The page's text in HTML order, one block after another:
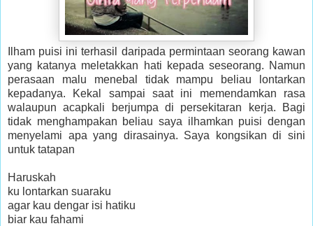
Ilham puisi ini terhasil daripada permintaan seorang kawan
yang katanya meletakkan hati kepada seseorang. Namun
perasaan malu menebal tidak mampu beliau lontarkan
kepadanya. Kekal sampai saat ini memendamkan rasa
walaupun acapkali berjumpa di persekitaran kerja. Bagi
tidak menghampakan beliau saya ilhamkan puisi dengan
menyelami apa yang dirasainya. Saya kongsikan di sini
untuk tatapan
Haruskah
ku lontarkan suaraku
agar kau dengar isi hatiku
biar kau fahami